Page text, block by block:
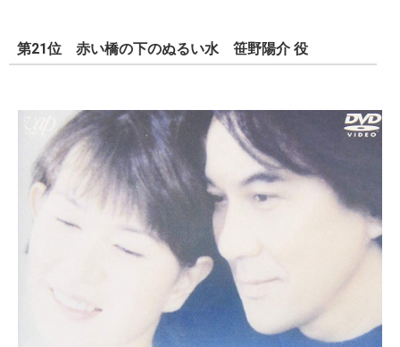
第21位 赤い橋の下のぬるい水 笹野陽介 役